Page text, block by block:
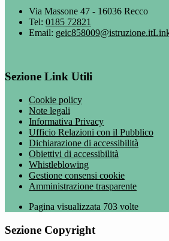
Via Massone 47 - 16036 Recco
Tel: 0185 72821
Email: geic858009@istruzione.it
Sezione Link Utili
Cookie policy
Note legali
Informativa Privacy
Ufficio Relazioni con il Pubblico
Dichiarazione di accessibilità
Obiettivi di accessibilità
Whistleblowing
Gestione consensi cookie
Amministrazione trasparente
Pagina visualizzata 703 volte
Sezione Copyright